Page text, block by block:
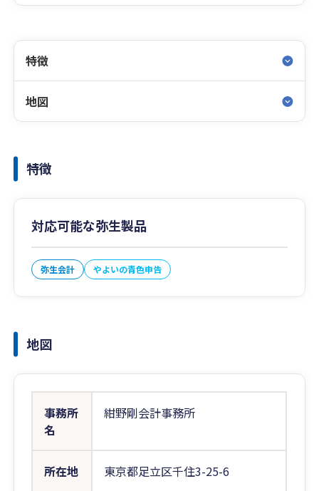
特徴
地図
特徴
対応可能な弥生製品
弥生会計 やよいの青色申告
地図
事務所
名
紺野剛会計事務所
所在地 東京都足立区千住3-25-6